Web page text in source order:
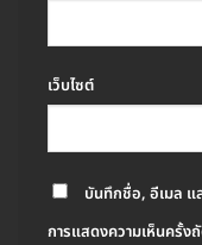
เว็บไซต์
บันทึกชื่อ, อีเมล แ
การแสดงความเห็นครั้ง